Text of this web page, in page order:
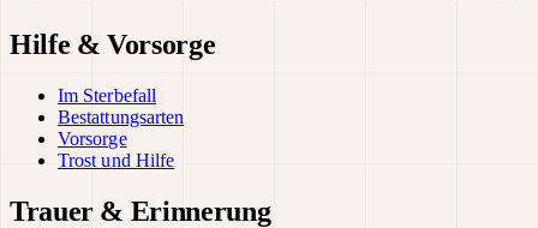
Hilfe & Vorsorge
Im Sterbefall
Bestattungsarten
Vorsorge
Trost und Hilfe
Trauer & Erinnerung